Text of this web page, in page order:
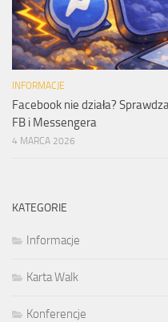
INFORMACJE
Facebook nie działa?
FB i Messengera
4 MARCA 2026
KATEGORIE
Informacje
Karta Walk
Konferencje